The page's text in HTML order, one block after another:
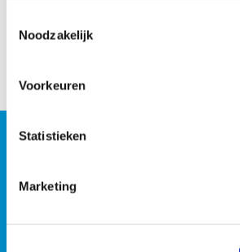
Noodzakelijk
Voorkeuren
Statistieken
Marketing
Wil jij persoonlijke
of wil je liever